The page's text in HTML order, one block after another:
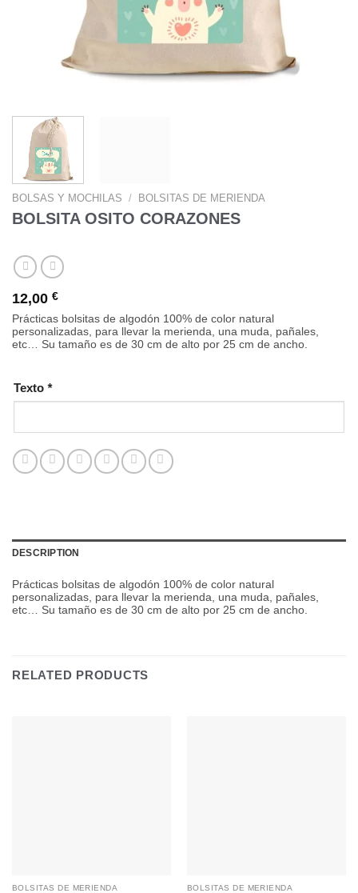
BOLSAS Y MOCHILAS / BOLSITAS DE MERIENDA
BOLSITA OSITO CORAZONES
12,00 €
Prácticas bolsitas de algodón 100% de color natural
personalizadas, para llevar la merienda, una muda, pañales,
etc… Su tamaño es de 30 cm de alto por 25 cm de ancho.
Texto *
DESCRIPTION
Prácticas bolsitas de algodón 100% de color natural
personalizadas, para llevar la merienda, una muda, pañales,
etc… Su tamaño es de 30 cm de alto por 25 cm de ancho.
RELATED PRODUCTS
BOLSITAS DE MERIENDA BOLSITAS DE MERIENDA